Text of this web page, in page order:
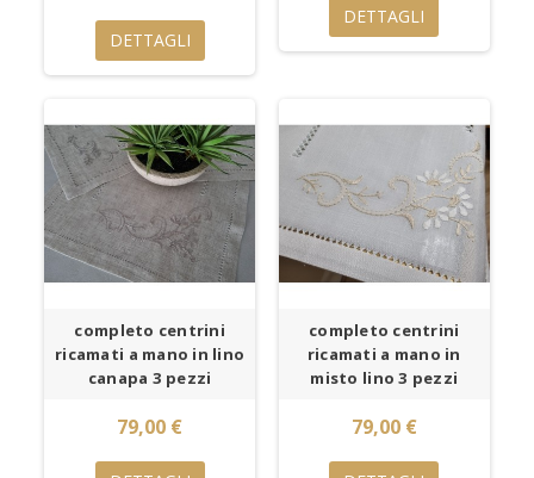
DETTAGLI
DETTAGLI
completo centrini
ricamati a mano in lino
canapa 3 pezzi
79,00 €
completo centrini
ricamati a mano in
misto lino 3 pezzi
79,00 €